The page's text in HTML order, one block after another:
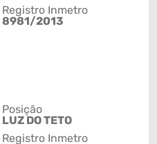
Registro Inmetro
8981/2013
Posição
LUZ DO TETO
Registro Inmetro